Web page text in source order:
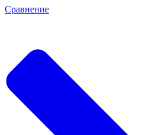
Сравнение